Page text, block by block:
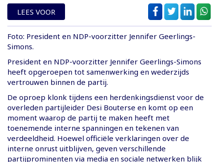
LEES VOOR
Foto: President en NDP-voorzitter Jennifer Geerlings-
Simons.
President en NDP-voorzitter Jennifer Geerlings-Simons
heeft opgeroepen tot samenwerking en wederzijds
vertrouwen binnen de partij.
De oproep klonk tijdens een herdenkingsdienst voor de
overleden partijleider Desi Bouterse en komt op een
moment waarop de partij te maken heeft met
toenemende interne spanningen en tekenen van
verdeeldheid. Hoewel officiële verklaringen over de
interne onrust uitblijven, geven verschillende
partijprominenten via media en sociale netwerken blijk